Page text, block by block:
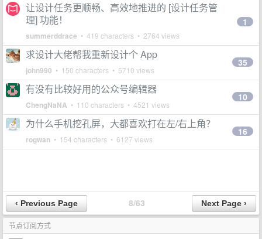
让设计任务更顺畅、高效地推进的 [设计任务管
理] 功能！
summerddrace • 419 characters • 2764 views
1
求设计大佬帮我重新设计个 App
john990 • 150 characters • 5710 views
35
有没有比较好用的公众号编辑器
ChengNaNA • 110 characters • 4521 views
10
为什么手机挖孔屏，大都喜欢打在左/右上角？
rogwan • 154 characters • 6127 views
16
8/63
节点订阅方式